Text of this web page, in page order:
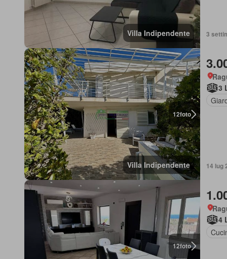
Villa Indipendente 3
12foto
Villa Indipendente
3
14 lug
12foto
4